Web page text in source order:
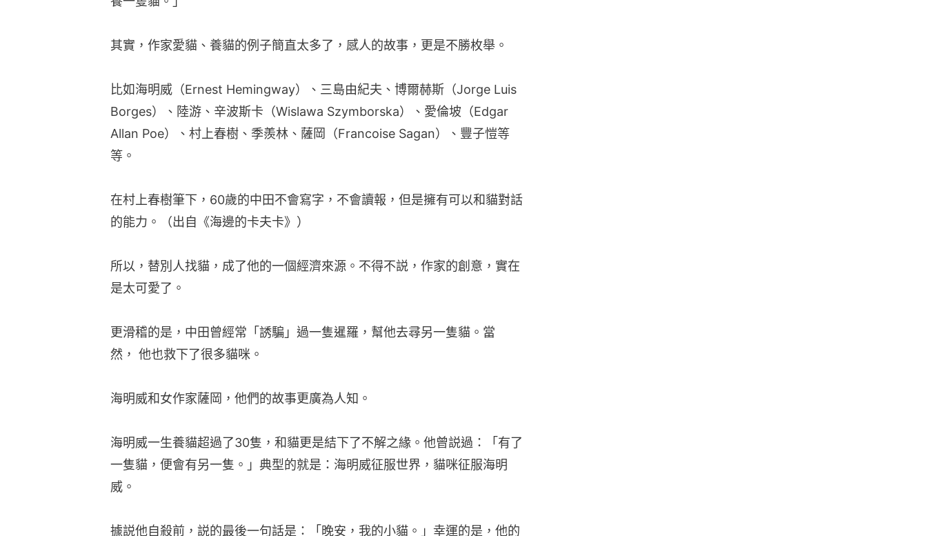
其實，作家愛貓、養貓的例子簡直太多了，感人的故事，更是不勝枚舉。
比如海明威（Ernest Hemingway）、三島由紀夫、博爾赫斯（Jorge Luis
Borges）、陸游、辛波斯卡（Wislawa Szymborska）、愛倫坡（Edgar
Allan Poe）、村上春樹、季羨林、薩岡（Francoise Sagan）、豐子愷等
等。
在村上春樹筆下，60歲的中田不會寫字，不會讀報，但是擁有可以和貓對話
的能力。（出自《海邊的卡夫卡》）
所以，替別人找貓，成了他的一個經濟來源。不得不説，作家的創意，實在
是太可愛了。
更滑稽的是，中田曾經常「誘騙」過一隻暹羅，幫他去尋另一隻貓。當
然， 他也救下了很多貓咪。
海明威和女作家薩岡，他們的故事更廣為人知。
海明威一生養貓超過了30隻，和貓更是結下了不解之緣。他曾説過：「有了
一隻貓，便會有另一隻。」典型的就是：海明威征服世界，貓咪征服海明
威。
據説他自殺前，説的最後一句話是：「晚安，我的小貓。」幸運的是，他的